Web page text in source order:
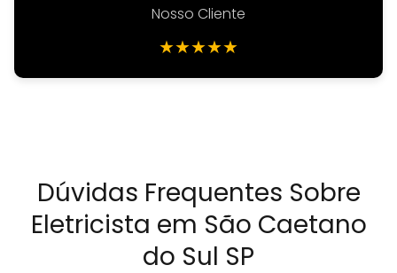
Nosso Cliente
★★★★★
Dúvidas Frequentes Sobre
Eletricista em São Caetano
do Sul SP